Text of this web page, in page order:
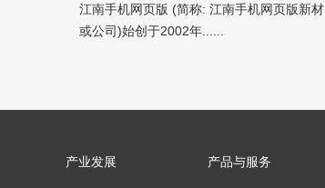
江南手机网页版 (简称: 江南手机网页版新材
或公司)始创于2002年......
产业发展 产品与服务